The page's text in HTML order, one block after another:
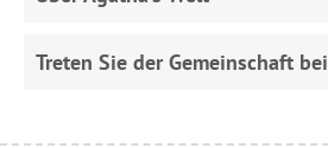
Treten Sie der Gemeinschaft bei